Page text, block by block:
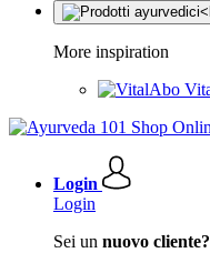
More inspiration
Login
Login
Sei un nuovo cliente?